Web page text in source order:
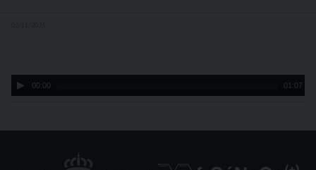
Audio
Player
00:00 01:07